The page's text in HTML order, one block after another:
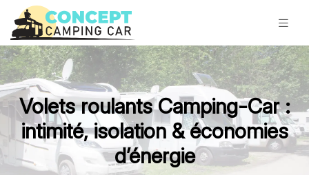
Volets roulants Camping-Car :
intimité, isolation & économies
d’énergie